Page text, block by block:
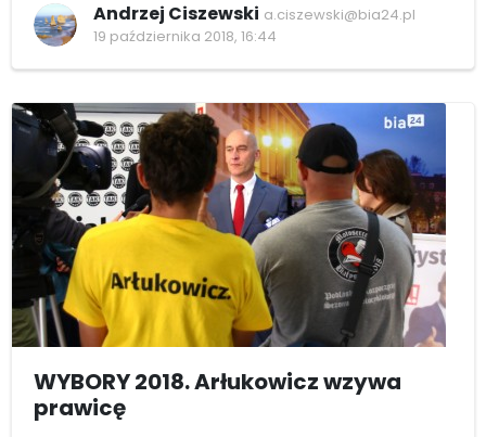
Andrzej Ciszewski a.ciszewski@bia24.pl
19 października 2018, 16:44
WYBORY 2018. Arłukowicz wzywa
prawicę